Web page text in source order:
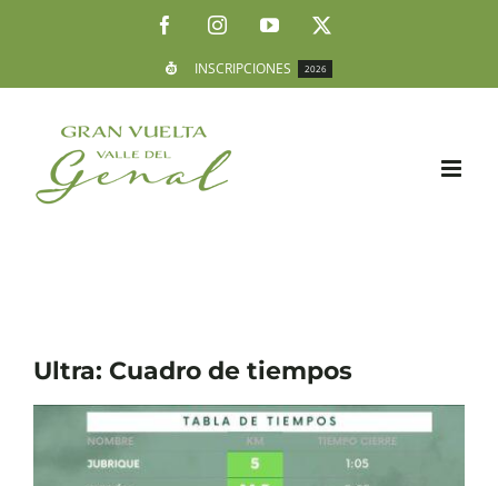
contenido
FacebookInstagramYouTube
INSCRIPCIONES 2026
Ultra: Cuadro de tiempos